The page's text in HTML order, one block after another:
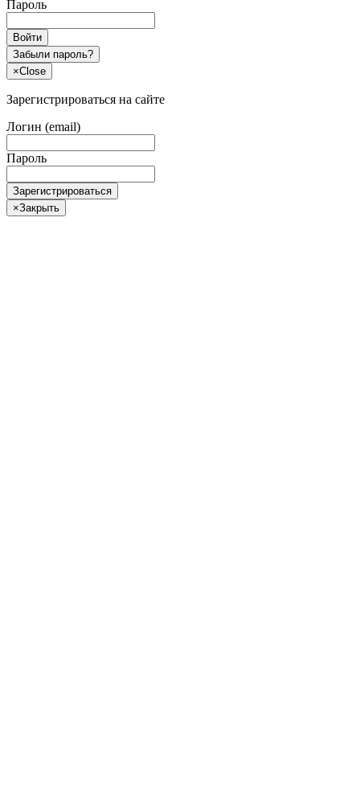
Пароль
Войти
Забыли пароль?
×Close
Зарегистрироваться на сайте
Логин (email)
Пароль
Зарегистрироваться
×Закрыть